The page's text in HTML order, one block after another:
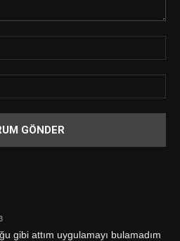
gibi attım uygulamayı bulamadım